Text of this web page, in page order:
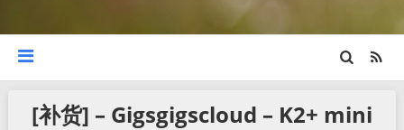
[补货] – Gigsgigscloud – K2+ mini